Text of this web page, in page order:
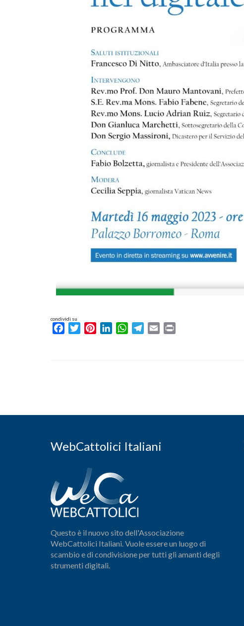
condividi su
FacebookTwitterPinterestLinkedInWhatsAppTelegram
Email
WebCattolici Italiani
Questo è il nuovo sito dell'Associazione
WebCattolici Italiani. Vuole essere un luogo di
scambio e di condivisione per tutti gli amanti degli
strumenti digitali.